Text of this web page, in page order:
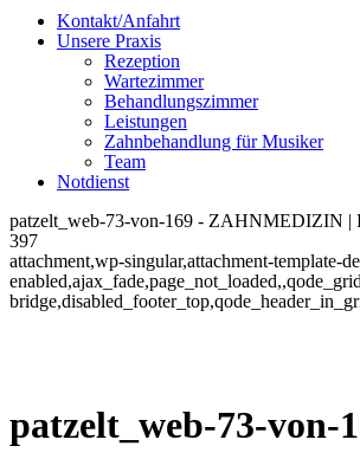
Kontakt/Anfahrt
Unsere Praxis
Rezeption
Wartezimmer
Behandlungszimmer
Leistungen
Zahnbehandlung für Musiker
Team
Notdienst
patzelt_web-73-von-169 - ZAHNMEDIZIN |
397
attachment,wp-singular,attachment-template-
patzelt_web-73-von-